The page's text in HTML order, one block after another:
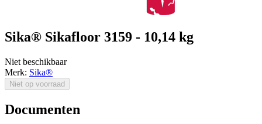
Sika® Sikafloor 3159 - 10,14 kg
Niet beschikbaar
Merk: Sika®
Niet op voorraad
Documenten